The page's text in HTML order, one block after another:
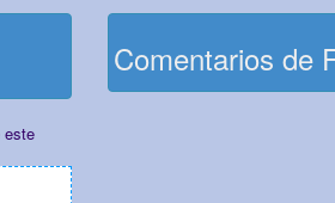
este
Comentarios de